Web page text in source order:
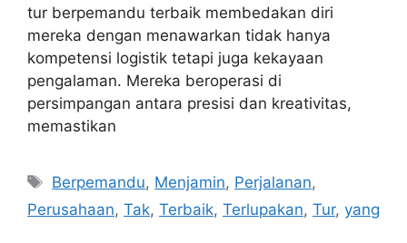
tur berpemandu terbaik membedakan diri
mereka dengan menawarkan tidak hanya
kompetensi logistik tetapi juga kekayaan
pengalaman. Mereka beroperasi di
persimpangan antara presisi dan kreativitas,
memastikan
Tags
Berpemandu, Menjamin, Perjalanan,
Perusahaan, Tak, Terbaik, Terlupakan, Tur, yang